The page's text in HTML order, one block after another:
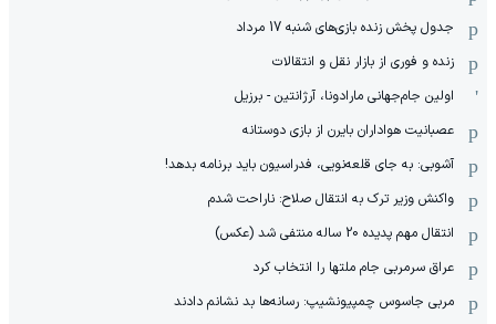
جدول پخش زنده بازی‌های شنبه 17 مرداد
زنده و فوری از بازار نقل و انتقالات
اولین جام‌جهانی مارادونا، آرژانتین - برزیل
عصبانیت هواداران بایرن از بازی دوستانه
آشوبی: به جای قلعه‌نویی، فدراسیون باید برنامه بدهد!
واکنش وزیر ترک به انتقال صلاح: ناراحت شدم
انتقال مهم پدیده 20 ساله منتفی شد (عکس)
عراق سرمربی جام ملتها را انتخاب کرد
مربی جاسوس چمپیونشیپ: رسانه‌ها بد نشانم دادند